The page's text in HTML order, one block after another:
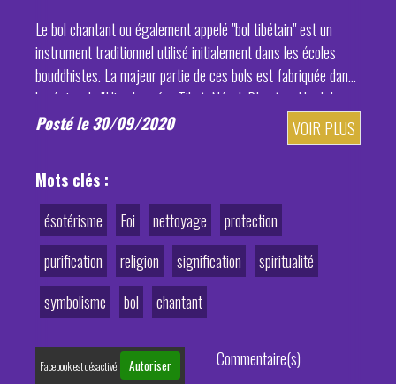
Le bol chantant ou également appelé "bol tibétain" est un
instrument traditionnel utilisé initialement dans les écoles
bouddhistes. La majeur partie de ces bols est fabriquée dans
la région de l'Himalaya (au Tibet, Népal, Bhoutan, Nord de
l'Inde...).
Posté le 30/09/2020 VOIR PLUS
Mots clés :
ésotérisme
Foi nettoyage
protection
purification
religion signification
spiritualité
symbolisme
bol chantant
Facebook est désactivé. Autoriser Commentaire(s)